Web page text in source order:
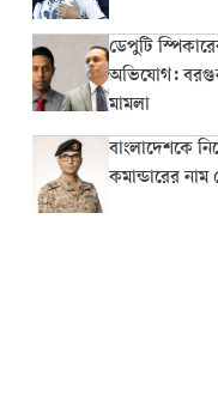
ডেপুটি
অভিযোগ:
মামলা
বাংলাদেশকে
কমান্ডারের